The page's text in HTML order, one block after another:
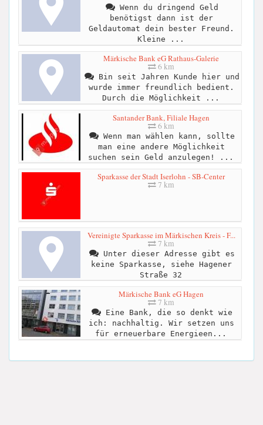
Wenn du dringend Geld
benötigst dann ist der
Geldautomat dein bester Freund.
Kleine ...
Märkische Bank eG Rathaus-Galerie
6 km
Bin seit Jahren Kunde hier und
wurde immer freundlich bedient.
Durch die Möglichkeit ...
Santander Bank, Filiale Hagen
6 km
Wenn man wählen kann, sollte
man eine andere Möglichkeit
suchen sein Geld anzulegen! ...
Sparkasse der Stadt Iserlohn - SB-Center
7 km
Vereinigte Sparkasse im Märkischen Kreis - F...
7 km
Unter dieser Adresse gibt es
keine Sparkasse, siehe Hagener
Straße 32
Märkische Bank eG Hagen
7 km
Eine Bank, die so denkt wie
ich: nachhaltig. Wir setzen uns
für erneuerbare Energieen...